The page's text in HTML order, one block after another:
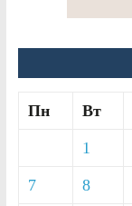
Пн Вт
1
7 8